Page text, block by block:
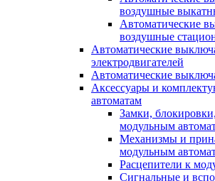
воздушные
Автоматические
воздушные
Автоматические
электродвигателей
Автоматические
Аксессуары и
автоматам
Замки,
модульным
Механизмы и
модульным
Расцепители к
Сигнальные и